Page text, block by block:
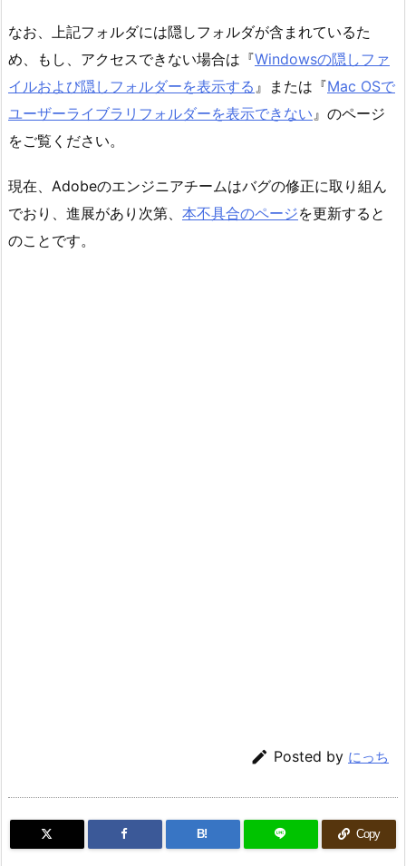
なお、上記フォルダには隠しフォルダが含まれているた
め、もし、アクセスできない場合は『Windowsの隠しファ
イルおよび隠しフォルダーを表示する 』または『Mac OSで
ユーザーライブラリフォルダーを表示できない 』のページ
をご覧ください。
現在、Adobeのエンジニアチームはバグの修正に取り組ん
でおり、進展があり次第、 本不具合のページを更新すると
のことです。
 Posted by にっち
B! Copy